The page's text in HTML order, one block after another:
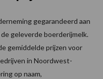
gegarandeerd aan
geleverde boerderijmelk.
gemiddelde prijzen voor
in Noordwest-
op naam,